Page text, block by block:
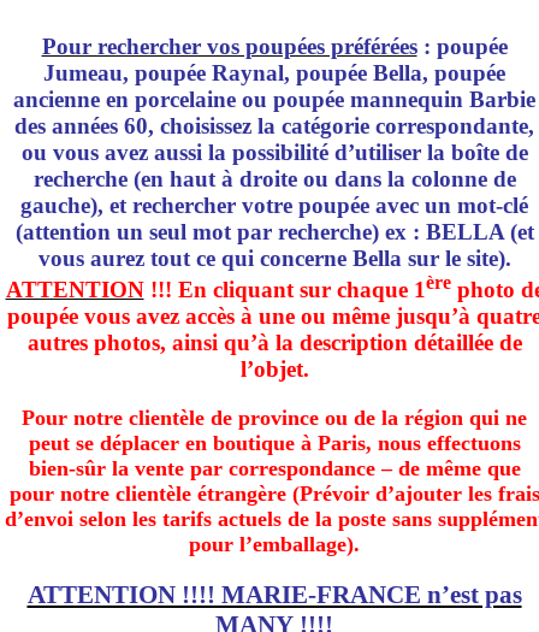
Pour rechercher vos poupées préférées: poupée
Jumeau, poupée Raynal, poupée Bella, poupée
ancienne en porcelaine ou poupée mannequin Barbie
des années 60, choisissez la catégorie correspondante,
ou vous avez aussi la possibilité d’utiliser la boîte de
recherche (en haut à droite ou dans la colonne de
gauche), et rechercher votre poupée avec un mot-clé
(attention un seul mot par recherche) ex : BELLA (et
vous aurez tout ce qui concerne Bella sur le site).
ATTENTION!!! En cliquant sur chaque 1èrephoto
poupée vous avez accès à une ou même jusqu’à
autres photos, ainsi qu’à la description détaillée de
l’objet.
Pour notre clientèle de province ou de la région qui ne
peut se déplacer en boutique à Paris, nous effectuons
bien-sûr la vente par correspondance – de même que
pour notre clientèle étrangère (Prévoir d’ajouter les frais
d’envoi selon les tarifs actuels de la poste sans
pour l’emballage).
ATTENTION !!!! MARIE-FRANCE n’est pas
MANY !!!!